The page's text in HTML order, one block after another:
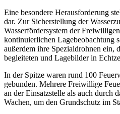
Eine besondere Herausforderung
dar. Zur Sicherstellung der
Wasserfördersystem der
kontinuierlichen Lagebeobachtung
außerdem ihre Spezialdrohnen ein,
begleiteten und Lagebilder in
In der Spitze waren rund 100
gebunden. Mehrere Freiwillige
an der Einsatzstelle als auch durch
Wachen, um den Grundschutz im